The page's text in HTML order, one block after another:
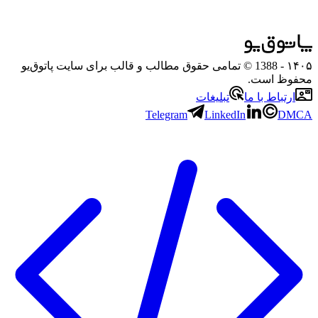
۱۴۰۵
- 1388 © تمامی حقوق مطالب و قالب برای سایت پاتوق‌یو
محفوظ است.
ارتباط با ما
تبلیغات
Telegram
LinkedIn DMCA